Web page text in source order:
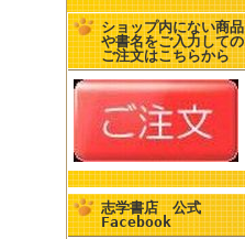
ショップ内にない商品
や書名をご入力しての
ご注文はこちらから
志学書店 公式
Facebook